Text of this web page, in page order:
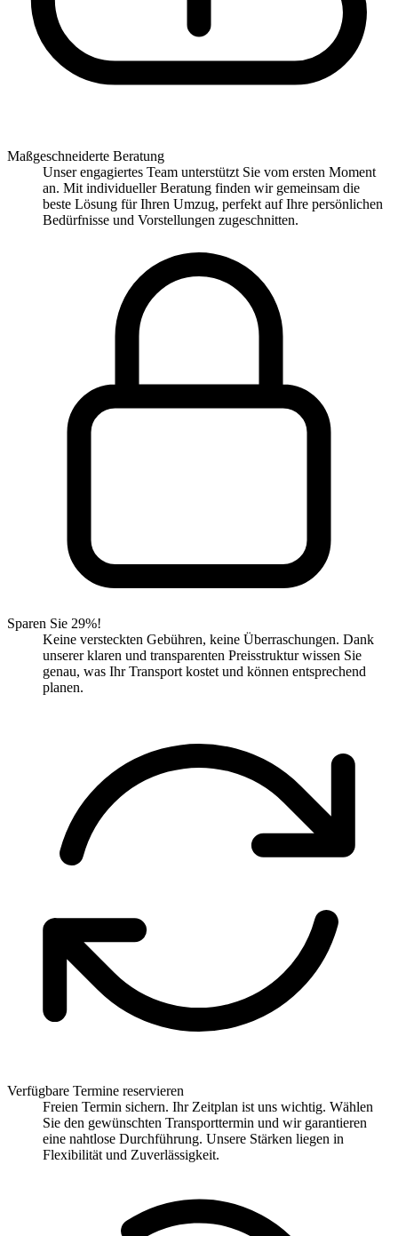
Maßgeschneiderte Beratung
Unser engagiertes Team unterstützt Sie vom ersten Moment
an. Mit individueller Beratung finden wir gemeinsam die
beste Lösung für Ihren Umzug, perfekt auf Ihre persönlichen
Bedürfnisse und Vorstellungen zugeschnitten.
Sparen Sie 29%!
Keine versteckten Gebühren, keine Überraschungen. Dank
unserer klaren und transparenten Preisstruktur wissen Sie
genau, was Ihr Transport kostet und können entsprechend
planen.
Verfügbare Termine reservieren
Freien Termin sichern. Ihr Zeitplan ist uns wichtig. Wählen
Sie den gewünschten Transporttermin und wir garantieren
eine nahtlose Durchführung. Unsere Stärken liegen in
Flexibilität und Zuverlässigkeit.